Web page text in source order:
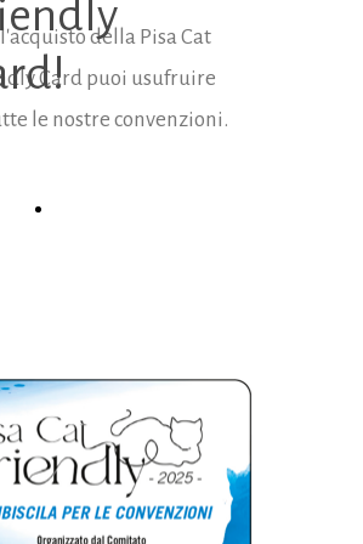
della Pisa Cat
Card puoi usufruire
le nostre convenzioni.